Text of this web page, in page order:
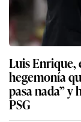
Luis Enrique,
hegemonía
pasa nada” y
PSG